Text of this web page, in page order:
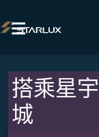

搭乘星
城